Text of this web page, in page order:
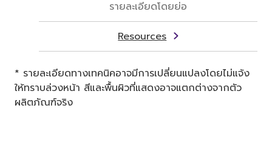
รายละเอียดโดยย่อ
Resources
* รายละเอียดทางเทคนิคอาจมีการเปลี่ยนแปลงโดยไม่แจ้ง
ให้ทราบล่วงหน้า สีและพื้นผิวที่แสดงอาจแตกต่างจากตัว
ผลิตภัณฑ์จริง